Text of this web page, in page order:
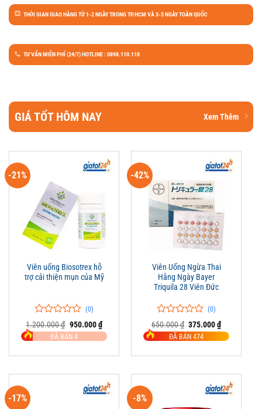
THỜI GIAN GIAO HÀNG TỪ 1-2 NGÀY TRONG TP.HCM VÀ 3-5 NGÀY TOÀN QUỐC
TƯ VẤN MIỄN PHÍ (24/7) HOTLINE : 0898.110.110
GIÁ TỐT HÔM NAY Xem Thêm
-21%
Viên uống Biosotrex hỗ
trợ cải thiện mụn của Mỹ
0
trên
5
0
(0)
1.200.000₫ Giá
gốc
là:
950.000₫Giá
hiện
tại
950.000 ₫.
ĐÃ BÁN 4
-42%
Viên Uống Ngừa Thai
Hằng Ngày Bayer
Triquila 28 Viên Đức
0
trên
5
0
(0)
650.000₫ Giá
gốc
là:
375.000₫Giá
hiện
tại
375.000 ₫.
ĐÃ BÁN 474
-17% -8%